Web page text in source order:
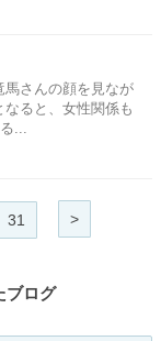
馬さんの顔を見なが
ると、女性関係も
...
31 >
ブログ